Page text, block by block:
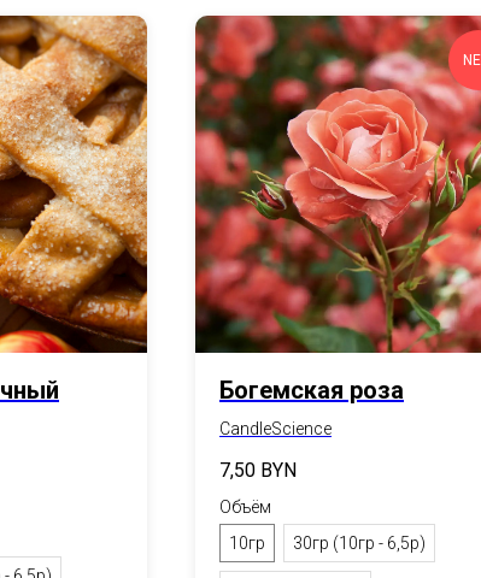
Богемская роза
CandleScience
7,50 BYN
Объём
10гр
30гр (10гр - 6,5р)